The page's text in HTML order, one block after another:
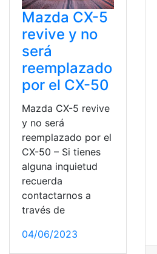
Mazda CX-5
revive y no
será
reemplazado
por el CX-50
Mazda CX-5 revive
y no será
reemplazado por el
CX-50 – Si tienes
alguna inquietud
recuerda
contactarnos a
través de
04/06/2023